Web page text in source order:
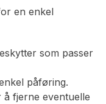
en enkel
som passer
påføring.
fjerne eventuelle